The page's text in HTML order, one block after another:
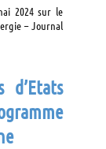
2024 sur le
– Journal
d’Etats
gramme